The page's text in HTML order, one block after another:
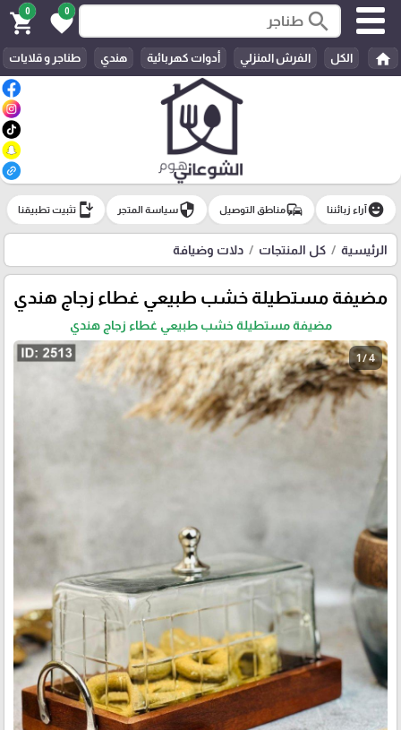
search
0
favorite
0
shopping_cart
home الكل الفرش المنزلي أدوات كهربائية هندي طناجر و قلايات
emoji_emotionsآراء زبائننا commuteمناطق التوصيل securityسياسة المتجر install_mobile تثبيت تطبيقنا
الرئيسية كل المنتجات دلات وضيافة
مضيفة مستطيلة خشب طبيعي غطاء زجاج هندي
مضيفة مستطيلة خشب طبيعي غطاء زجاج هندي
1 / 4